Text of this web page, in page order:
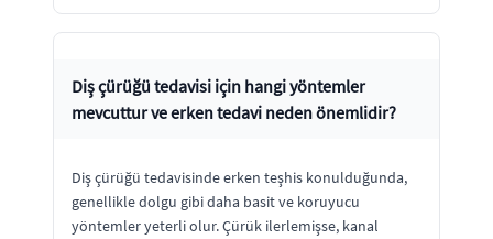
Diş çürüğü tedavisi için hangi yöntemler
mevcuttur ve erken tedavi neden önemlidir?
Diş çürüğü tedavisinde erken teşhis konulduğunda,
genellikle dolgu gibi daha basit ve koruyucu
yöntemler yeterli olur. Çürük ilerlemişse, kanal